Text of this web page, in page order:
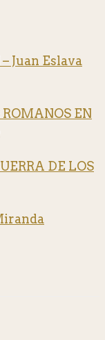
Juan Eslava
EN
DE LOS